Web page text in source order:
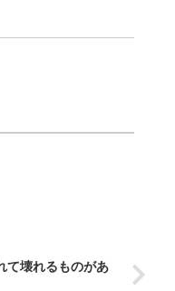
て壊れるものがあ